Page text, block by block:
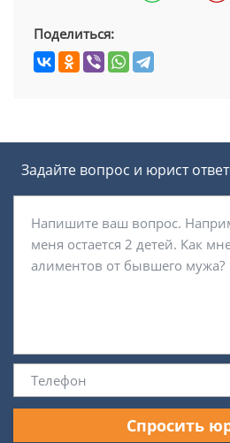
Поделиться:
Задайте вопрос и юрист
Спросить